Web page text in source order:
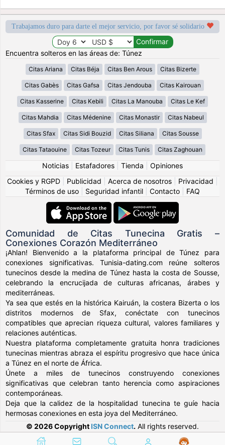
Trabajamos duro para darte el mejor servicio, por favor sé solidario
Encuentra solteros en las áreas de: Túnez
Citas Ariana Citas Béja Citas Ben Arous Citas Bizerte
Citas Gabès Citas Gafsa Citas Jendouba Citas Kairouan
Citas Kasserine Citas Kebili Citas La Manouba Citas Le Kef
Citas Mahdia Citas Médenine Citas Monastir Citas Nabeul
Citas Sfax Citas Sidi Bouzid Citas Siliana Citas Sousse
Citas Tataouine Citas Tozeur Citas Tunis Citas Zaghouan
Noticias Estafadores Tienda
Opiniones
Cookies y RGPD
Publicidad Acerca de nosotros Privacidad
Términos de uso
Seguridad infantil Contacto FAQ
Comunidad de Citas Tunecina Gratis –
Conexiones Corazón Mediterráneo
¡Ahlan! Bienvenido a la plataforma principal de Túnez para
conexiones significativas. Tunisia-dating.com reúne solteros
tunecinos desde la medina de Túnez hasta la costa de Sousse,
celebrando la encrucijada de culturas africanas, árabes y
mediterráneas.
Ya sea que estés en la histórica Kairuán, la costera Bizerta o los
distritos modernos de Sfax, conéctate con tunecinos
compatibles que aprecian riqueza cultural, valores familiares y
relaciones auténticas.
Nuestra plataforma completamente gratuita honra tradiciones
tunecinas mientras abraza el espíritu progresivo que hace única
a Túnez en el norte de África.
Únete a miles de tunecinos construyendo conexiones
significativas que celebran tanto herencia como aspiraciones
contemporáneas.
Deja que la calidez de la hospitalidad tunecina te guíe hacia
hermosas conexiones en esta joya del Mediterráneo.
© 2026 Copyright ISN Connect. All rights reserved.